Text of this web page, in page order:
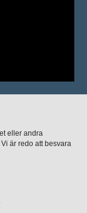
eller andra
är redo att besvara